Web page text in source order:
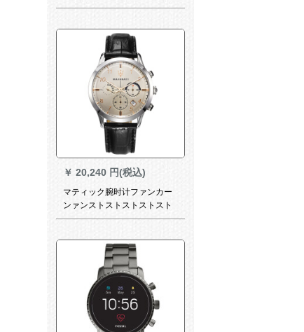
リート腕时计
￥ 20,240 円(税込)
マティック腕时计ファンカー
ンァンストストストストスト
R 8716006